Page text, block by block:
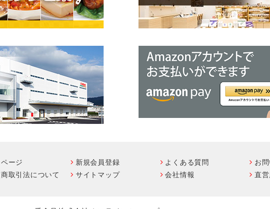
ージ 新規会員登録 よくある質問
お
取引法について サイトマップ 会社情報 直